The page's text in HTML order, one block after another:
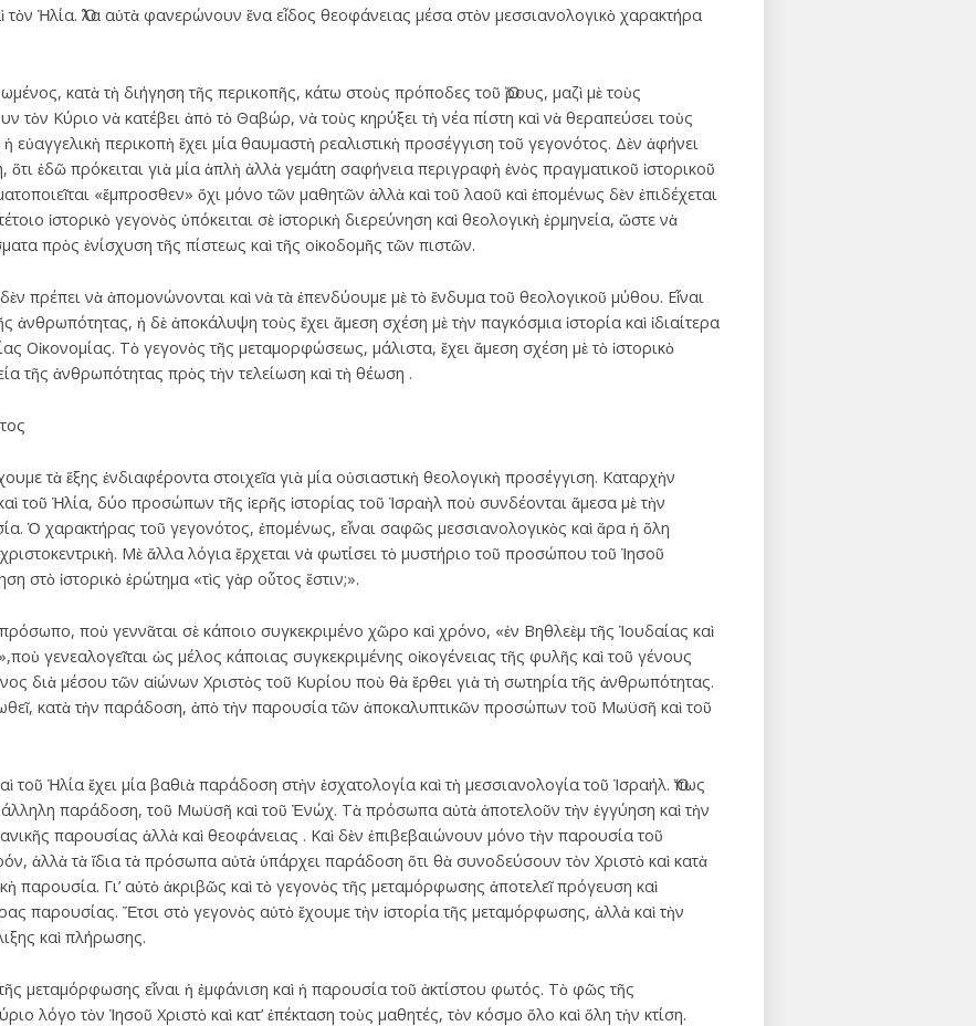
τὸν Ἠλία. Ὅλα αὐτὰ φανερώνουν ἕνα εἶδος θεοφάνειας μέσα στὸν μεσσιανολογικὸ χαρακτήρα
κατὰ τὴ διήγηση τῆς περικοπῆς, κάτω στοὺς πρόποδες τοῦ Ὅρους, μαζὶ μὲ τοὺς
τὸν Κύριο νὰ κατέβει ἀπὸ τὸ Θαβώρ, νὰ τοὺς κηρύξει τὴ νέα πίστη καὶ νὰ θεραπεύσει τοὺς
εὐαγγελικὴ περικοπὴ ἔχει μία θαυμαστὴ ρεαλιστικὴ προσέγγιση τοῦ γεγονότος. Δὲν ἀφήνει
ἐδῶ πρόκειται γιὰ μία ἁπλὴ ἀλλὰ γεμάτη σαφήνεια περιγραφὴ ἑνὸς πραγματικοῦ ἱστορικοῦ
«ἔμπροσθεν» ὄχι μόνο τῶν μαθητῶν ἀλλὰ καὶ τοῦ λαοῦ καὶ ἑπομένως δὲν ἐπιδέχεται
ἱστορικὸ γεγονὸς ὑπόκειται σὲ ἱστορικὴ διερεύνηση καὶ θεολογικὴ ἑρμηνεία, ὥστε νὰ
πρὸς ἐνίσχυση τῆς πίστεως καὶ τῆς οἰκοδομῆς τῶν πιστῶν.
πρέπει νὰ ἀπομονώνονται καὶ νὰ τὰ ἐπενδύουμε μὲ τὸ ἔνδυμα τοῦ θεολογικοῦ μύθου. Εἶναι
ἀνθρωπότητας, ἡ δὲ ἀποκάλυψη τοὺς ἔχει ἄμεση σχέση μὲ τὴν παγκόσμια ἱστορία καὶ ἰδιαίτερα
Οἰκονομίας. Τὸ γεγονὸς τῆς μεταμορφώσεως, μάλιστα, ἔχει ἄμεση σχέση μὲ τὸ ἱστορικὸ
τῆς ἀνθρωπότητας πρὸς τὴν τελείωση καὶ τὴ θέωση .
τὰ ἕξης ἐνδιαφέροντα στοιχεῖα γιὰ μία οὐσιαστικὴ θεολογικὴ προσέγγιση. Καταρχὴν
τοῦ Ἠλία, δύο προσώπων τῆς ἱερῆς ἱστορίας τοῦ Ἰσραὴλ ποὺ συνδέονται ἄμεσα μὲ τὴν
Ὁ χαρακτήρας τοῦ γεγονότος, ἑπομένως, εἶναι σαφῶς μεσσιανολογικὸς καὶ ἄρα ἡ ὅλη
Μὲ ἄλλα λόγια ἔρχεται νὰ φωτίσει τὸ μυστήριο τοῦ προσώπου τοῦ Ἰησοῦ
στὸ ἱστορικὸ ἐρώτημα «τὶς γὰρ οὗτος ἔστιν;».
ποὺ γεννᾶται σὲ κάποιο συγκεκριμένο χῶρο καὶ χρόνο, «ἐν Βηθλεὲμ τῆς Ἰουδαίας καὶ
γενεαλογεῖται ὡς μέλος κάποιας συγκεκριμένης οἰκογένειας τῆς φυλῆς καὶ τοῦ γένους
διὰ μέσου τῶν αἰώνων Χριστὸς τοῦ Κυρίου ποὺ θὰ ἔρθει γιὰ τὴ σωτηρία τῆς ἀνθρωπότητας.
κατὰ τὴν παράδοση, ἀπὸ τὴν παρουσία τῶν ἀποκαλυπτικῶν προσώπων τοῦ Μωϋσῆ καὶ τοῦ
Ἠλία ἔχει μία βαθιὰ παράδοση στὴν ἐσχατολογία καὶ τὴ μεσσιανολογία τοῦ Ἰσραήλ. Ὅπως
παράδοση, τοῦ Μωϋσῆ καὶ τοῦ Ἐνώχ. Τὰ πρόσωπα αὐτὰ ἀποτελοῦν τὴν ἐγγύηση καὶ τὴν
παρουσίας ἀλλὰ καὶ θεοφάνειας . Καὶ δὲν ἐπιβεβαιώνουν μόνο τὴν παρουσία τοῦ
ἀλλὰ τὰ ἴδια τὰ πρόσωπα αὐτὰ ὑπάρχει παράδοση ὅτι θὰ συνοδεύσουν τὸν Χριστὸ καὶ κατὰ
παρουσία. Γι’ αὐτὸ ἀκριβῶς καὶ τὸ γεγονὸς τῆς μεταμόρφωσης ἀποτελεῖ πρόγευση καὶ
παρουσίας. Ἔτσι στὸ γεγονὸς αὐτὸ ἔχουμε τὴν ἱστορία τῆς μεταμόρφωσης, ἀλλὰ καὶ τὴν
καὶ πλήρωσης.
μεταμόρφωσης εἶναι ἡ ἐμφάνιση καὶ ἡ παρουσία τοῦ ἀκτίστου φωτός. Τὸ φῶς τῆς
λόγο τὸν Ἰησοῦ Χριστὸ καὶ κατ’ ἐπέκταση τοὺς μαθητές, τὸν κόσμο ὅλο καὶ ὅλη τὴν κτίση.